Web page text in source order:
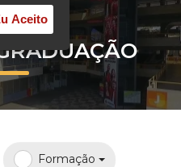
Formação
Aceito